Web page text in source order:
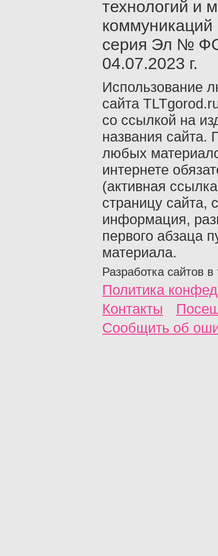
технологий и
серия Эл №
04.07.2023 г.
Использование
сайта
со ссылкой на
названия сайта.
любых
интернете
(активная
страницу сайта,
информация,
первого абзаца
материала.
Разработка сайтов в
Политика
Контакты
Сообщить об